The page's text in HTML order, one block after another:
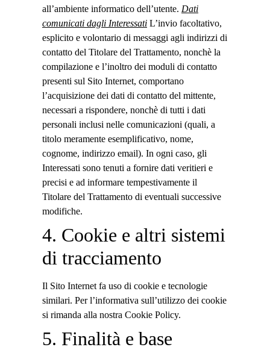
all’ambiente informatico dell’utente. Dati
comunicati dagli Interessati L’invio facoltativo,
esplicito e volontario di messaggi agli indirizzi di
contatto del Titolare del Trattamento, nonchè la
compilazione e l’inoltro dei moduli di contatto
presenti sul Sito Internet, comportano
l’acquisizione dei dati di contatto del mittente,
necessari a rispondere, nonchè di tutti i dati
personali inclusi nelle comunicazioni (quali, a
titolo meramente esemplificativo, nome,
cognome, indirizzo email). In ogni caso, gli
Interessati sono tenuti a fornire dati veritieri e
precisi e ad informare tempestivamente il
Titolare del Trattamento di eventuali successive
modifiche.
4. Cookie e altri sistemi
di tracciamento
Il Sito Internet fa uso di cookie e tecnologie
similari. Per l’informativa sull’utilizzo dei cookie
si rimanda alla nostra Cookie Policy.
5. Finalità e base